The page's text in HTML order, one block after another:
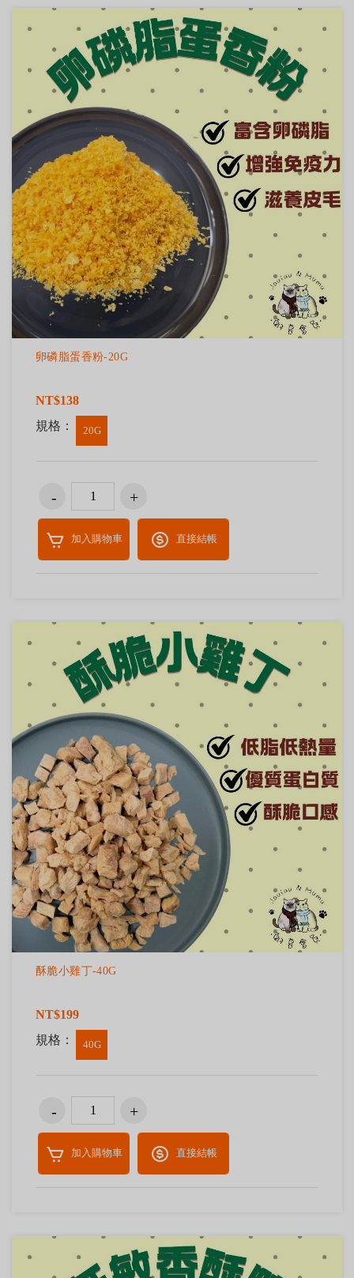
卵磷脂蛋香粉-20G
NT$138
規格：
20G
加入購物車 直接結帳
酥脆小雞丁-40G
NT$199
規格：
40G
加入購物車 直接結帳